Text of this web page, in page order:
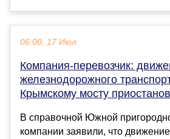
06:00, 17 Июл
Компания-перевозчик:
железнодорожного
Крымскому мосту
В справочной Южной
компании заявили, что движение